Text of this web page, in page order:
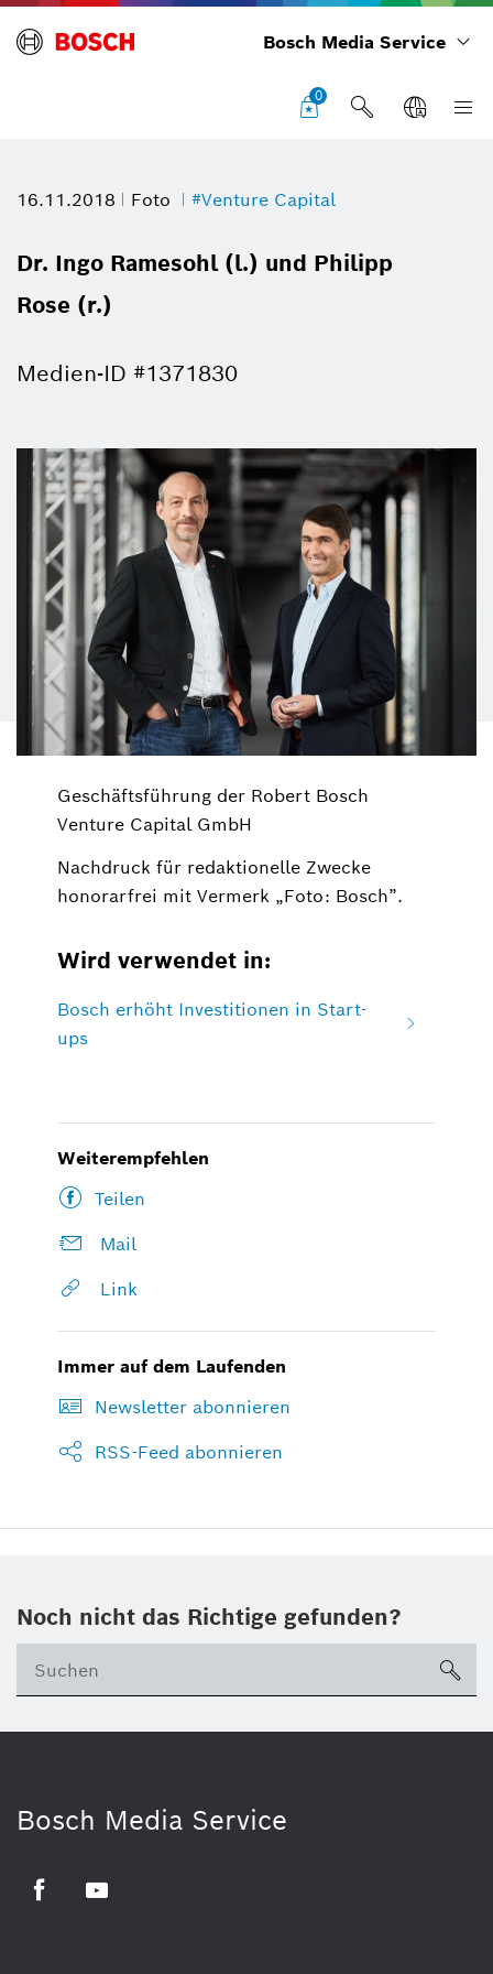
Bosch Media Service
0
16.11.2018 Foto #Venture Capital
Dr. Ingo Ramesohl (l.) und Philipp
Rose (r.)
Medien-ID #1371830
Geschäftsführung der Robert Bosch
Venture Capital GmbH
Nachdruck für redaktionelle Zwecke
honorarfrei mit Vermerk „Foto: Bosch”.
Wird verwendet in:
Bosch erhöht Investitionen in Start-
ups
Weiterempfehlen
Teilen
Mail
Link
Immer auf dem Laufenden
Newsletter abonnieren
RSS-Feed abonnieren
Noch nicht das Richtige gefunden?
Bosch Media Service